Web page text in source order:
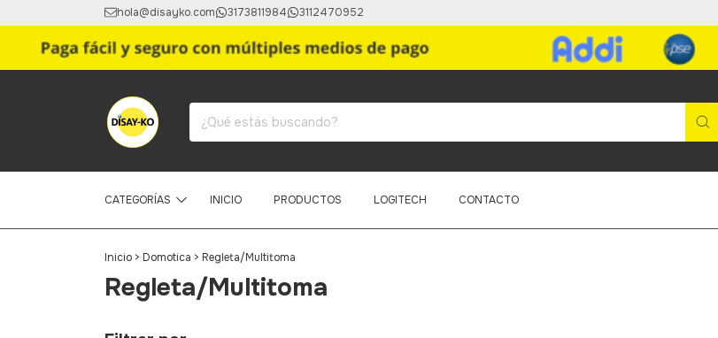
hola@disayko.com 3173811984 3112470952
CATEGORÍAS INICIO PRODUCTOS LOGITECH CONTACTO
Inicio > Domotica > Regleta/Multitoma
Regleta/Multitoma